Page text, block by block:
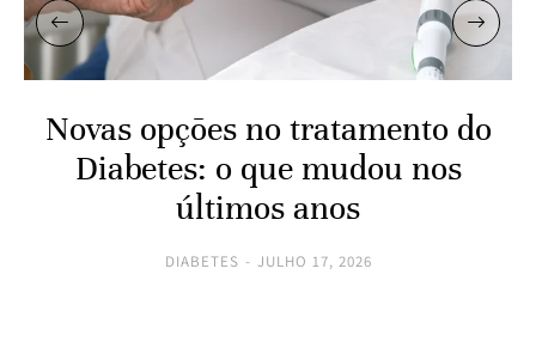
Novas opções no tratamento do
Diabetes: o que mudou nos
últimos anos
DIABETES JULHO 17, 2026